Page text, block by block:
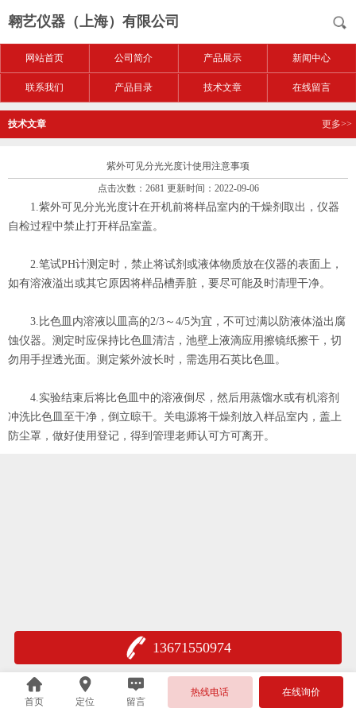
翱艺仪器（上海）有限公司
网站首页 公司简介 产品展示 新闻中心
联系我们 产品目录 技术文章 在线留言
技术文章 更多>>
紫外可见分光光度计使用注意事项
点击次数：2681 更新时间：2022-09-06
1.紫外可见分光光度计在开机前将样品室内的干燥剂取出，仪器
自检过程中禁止打开样品室盖。
2.笔试PH计测定时，禁止将试剂或液体物质放在仪器的表面上，
如有溶液溢出或其它原因将样品槽弄脏，要尽可能及时清理干净。
3.比色皿内溶液以皿高的2/3～4/5为宜，不可过满以防液体溢出腐
蚀仪器。测定时应保持比色皿清洁，池壁上液滴应用擦镜纸擦干，切
勿用手捏透光面。测定紫外波长时，需选用石英比色皿。
4.实验结束后将比色皿中的溶液倒尽，然后用蒸馏水或有机溶剂
冲洗比色皿至干净，倒立晾干。关电源将干燥剂放入样品室内，盖上
防尘罩，做好使用登记，得到管理老师认可方可离开。
13671550974
首页 定位 留言
热线电话 在线询价